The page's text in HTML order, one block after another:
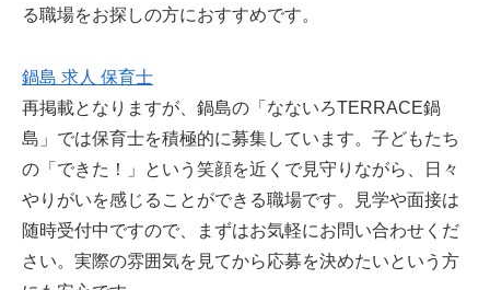
る職場をお探しの方におすすめです。
鍋島 求人 保育士
再掲載となりますが、鍋島の「なないろTERRACE鍋
島」では保育士を積極的に募集しています。子どもたち
の「できた！」という笑顔を近くで見守りながら、日々
やりがいを感じることができる職場です。見学や面接は
随時受付中ですので、まずはお気軽にお問い合わせくだ
さい。実際の雰囲気を見てから応募を決めたいという方